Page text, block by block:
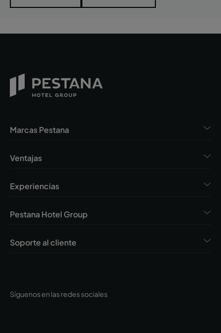
Síguenos en las redes sociales
Marcas Pestana
Ventajas
Experiencias
Pestana Hotel Group
Soporte al cliente